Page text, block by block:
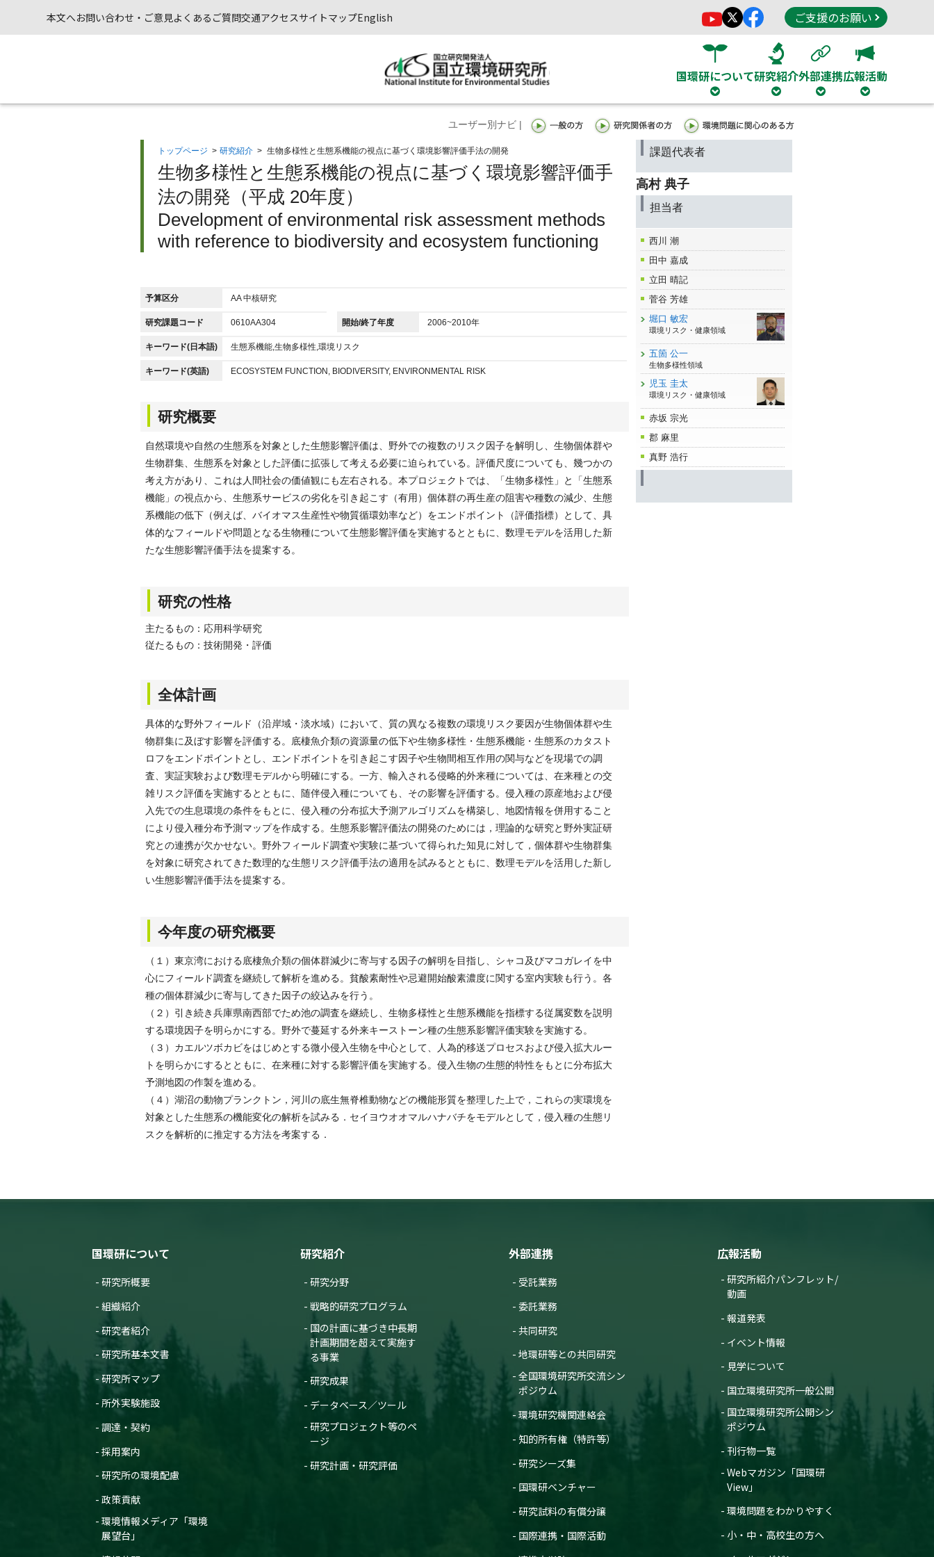
本文へお問い合わせ・ご意見よくあるご質問交通アクセスサイトマップEnglish ご支援のお願い
国環研について研究紹介外部連携広報活動
ユーザー別ナビ |
トップページ > 研究紹介 > 生物多様性と生態系機能の視点に基づく環境影響評価手法の開発
生物多様性と生態系機能の視点に基づく環境影響評価手
法の開発（平成 20年度）
Development of environmental risk assessment methods
with reference to biodiversity and ecosystem functioning
予算区分 AA 中核研究
研究課題コード 0610AA304 開始/終了年度 2006~2010年
キーワード(日本語) 生態系機能,生物多様性,環境リスク
キーワード(英語) ECOSYSTEM FUNCTION, BIODIVERSITY, ENVIRONMENTAL RISK
研究概要
自然環境や自然の生態系を対象とした生態影響評価は、野外での複数のリスク因子を解明し、生物個体群や
生物群集、生態系を対象とした評価に拡張して考える必要に迫られている。評価尺度についても、幾つかの
考え方があり、これは人間社会の価値観にも左右される。本プロジェクトでは、「生物多様性」と「生態系
機能」の視点から、生態系サービスの劣化を引き起こす（有用）個体群の再生産の阻害や種数の減少、生態
系機能の低下（例えば、バイオマス生産性や物質循環効率など）をエンドポイント（評価指標）として、具
体的なフィールドや問題となる生物種について生態影響評価を実施するとともに、数理モデルを活用した新
たな生態影響評価手法を提案する。
研究の性格
主たるもの：応用科学研究
従たるもの：技術開発・評価
全体計画
具体的な野外フィールド（沿岸域・淡水域）において、質の異なる複数の環境リスク要因が生物個体群や生
物群集に及ぼす影響を評価する。底棲魚介類の資源量の低下や生物多様性・生態系機能・生態系のカタスト
ロフをエンドポイントとし、エンドポイントを引き起こす因子や生物間相互作用の関与などを現場での調
査、実証実験および数理モデルから明確にする。一方、輸入される侵略的外来種については、在来種との交
雑リスク評価を実施するとともに、随伴侵入種についても、その影響を評価する。侵入種の原産地および侵
入先での生息環境の条件をもとに、侵入種の分布拡大予測アルゴリズムを構築し、地図情報を併用すること
により侵入種分布予測マップを作成する。生態系影響評価法の開発のためには，理論的な研究と野外実証研
究との連携が欠かせない。野外フィールド調査や実験に基づいて得られた知見に対して，個体群や生物群集
を対象に研究されてきた数理的な生態リスク評価手法の適用を試みるとともに、数理モデルを活用した新し
い生態影響評価手法を提案する。
今年度の研究概要
（１）東京湾における底棲魚介類の個体群減少に寄与する因子の解明を目指し、シャコ及びマコガレイを中
心にフィールド調査を継続して解析を進める。貧酸素耐性や忌避開始酸素濃度に関する室内実験も行う。各
種の個体群減少に寄与してきた因子の絞込みを行う。
（２）引き続き兵庫県南西部でため池の調査を継続し、生物多様性と生態系機能を指標する従属変数を説明
する環境因子を明らかにする。野外で蔓延する外来キーストーン種の生態系影響評価実験を実施する。
（３）カエルツボカビをはじめとする微小侵入生物を中心として、人為的移送プロセスおよび侵入拡大ルー
トを明らかにするとともに、在来種に対する影響評価を実施する。侵入生物の生態的特性をもとに分布拡大
予測地図の作製を進める。
（４）湖沼の動物プランクトン，河川の底生無脊椎動物などの機能形質を整理した上で，これらの実環境を
対象とした生態系の機能変化の解析を試みる．セイヨウオオマルハナバチをモデルとして，侵入種の生態リ
スクを解析的に推定する方法を考案する．
課題代表者
高村 典子
担当者
西川 潮
田中 嘉成
立田 晴記
菅谷 芳雄
堀口 敏宏
環境リスク・健康領域
五箇 公一
生物多様性領域
児玉 圭太
環境リスク・健康領域
赤坂 宗光
郡 麻里
真野 浩行
国環研について
研究所概要
組織紹介
研究者紹介
研究所基本文書
研究所マップ
所外実験施設
調達・契約
採用案内
研究所の環境配慮
政策貢献
環境情報メディア「環境
展望台」
研究紹介
研究分野
戦略的研究プログラム
国の計画に基づき中長期
計画期間を超えて実施す
る事業
研究成果
データベース／ツール
研究プロジェクト等のペ
ージ
研究計画・研究評価
外部連携
受託業務
委託業務
共同研究
地環研等との共同研究
全国環境研究所交流シン
ポジウム
環境研究機関連絡会
知的所有権（特許等）
研究シーズ集
国環研ベンチャー
研究試料の有償分譲
国際連携・国際活動
広報活動
研究所紹介パンフレット/
動画
報道発表
イベント情報
見学について
国立環境研究所一般公開
国立環境研究所公開シン
ポジウム
刊行物一覧
Webマガジン「国環研
View」
環境問題をわかりやすく
小・中・高校生の方へ